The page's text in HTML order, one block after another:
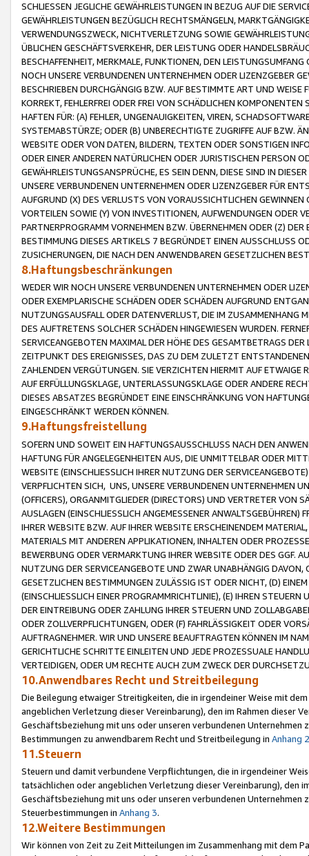
SCHLIESSEN JEGLICHE GEWÄHRLEISTUNGEN IN BEZUG AUF DIE
GEWÄHRLEISTUNGEN BEZÜGLICH RECHTSMÄNGELN,
VERWENDUNGSZWECK, NICHTVERLETZUNG SOWIE
ÜBLICHEN GESCHÄFTSVERKEHR, DER LEISTUNG ODER
BESCHAFFENHEIT, MERKMALE, FUNKTIONEN, DEN
NOCH UNSERE VERBUNDENEN UNTERNEHMEN ODER LIZENZGEBER
BESCHRIEBEN DURCHGÄNGIG BZW. AUF BESTIMMTE ART UND
KORREKT, FEHLERFREI ODER FREI VON SCHÄDLICHEN
HAFTEN FÜR: (A) FEHLER, UNGENAUIGKEITEN, VIREN,
SYSTEMABSTÜRZE; ODER (B) UNBERECHTIGTE ZUGRIFFE AUF BZW.
WEBSITE ODER VON DATEN, BILDERN, TEXTEN ODER SONSTIGEN
ODER EINER ANDEREN NATÜRLICHEN ODER JURISTISCHEN PERSON
GEWÄHRLEISTUNGSANSPRÜCHE, ES SEIN DENN, DIESE SIND IN
UNSERE VERBUNDENEN UNTERNEHMEN ODER LIZENZGEBER FÜR
AUFGRUND (X) DES VERLUSTS VON VORAUSSICHTLICHEN
VORTEILEN SOWIE (Y) VON INVESTITIONEN, AUFWENDUNGEN ODER
PARTNERPROGRAMM VORNEHMEN BZW. ÜBERNEHMEN ODER (Z)
BESTIMMUNG DIESES ARTIKELS 7 BEGRÜNDET EINEN AUSSCHLUSS
ZUSICHERUNGEN, DIE NACH DEN ANWENDBAREN GESETZLICHEN
8.Haftungsbeschränkungen
WEDER WIR NOCH UNSERE VERBUNDENEN UNTERNEHMEN ODER
ODER EXEMPLARISCHE SCHÄDEN ODER SCHÄDEN AUFGRUND
NUTZUNGSAUSFALL ODER DATENVERLUST, DIE IM ZUSAMMENHANG
DES AUFTRETENS SOLCHER SCHÄDEN HINGEWIESEN WURDEN.
SERVICEANGEBOTEN MAXIMAL DER HÖHE DES GESAMTBETRAGS
ZEITPUNKT DES EREIGNISSES, DAS ZU DEM ZULETZT
ZAHLENDEN VERGÜTUNGEN. SIE VERZICHTEN HIERMIT AUF
AUF ERFÜLLUNGSKLAGE, UNTERLASSUNGSKLAGE ODER ANDERE
DIESES ABSATZES BEGRÜNDET EINE EINSCHRÄNKUNG VON
EINGESCHRÄNKT WERDEN KÖNNEN.
9.Haftungsfreistellung
SOFERN UND SOWEIT EIN HAFTUNGSAUSSCHLUSS NACH DEN
HAFTUNG FÜR ANGELEGENHEITEN AUS, DIE UNMITTELBAR ODER
WEBSITE (EINSCHLIESSLICH IHRER NUTZUNG DER
VERPFLICHTEN SICH, UNS, UNSERE VERBUNDENEN UNTERNEHMEN
(OFFICERS), ORGANMITGLIEDER (DIRECTORS) UND VERTRETER VON
AUSLAGEN (EINSCHLIESSLICH ANGEMESSENER
IHRER WEBSITE BZW. AUF IHRER WEBSITE ERSCHEINENDEM
MATERIALS MIT ANDEREN APPLIKATIONEN, INHALTEN ODER
BEWERBUNG ODER VERMARKTUNG IHRER WEBSITE ODER DES GGF.
NUTZUNG DER SERVICEANGEBOTE UND ZWAR UNABHÄNGIG
GESETZLICHEN BESTIMMUNGEN ZULÄSSIG IST ODER NICHT, (D)
(EINSCHLIESSLICH EINER PROGRAMMRICHTLINIE), (E) IHREN
DER EINTREIBUNG ODER ZAHLUNG IHRER STEUERN UND
ODER ZOLLVERPFLICHTUNGEN, ODER (F) FAHRLÄSSIGKEIT ODER
AUFTRAGNEHMER. WIR UND UNSERE BEAUFTRAGTEN KÖNNEN IM
GERICHTLICHE SCHRITTE EINLEITEN UND JEDE PROZESSUALE
VERTEIDIGEN, ODER UM RECHTE AUCH ZUM ZWECK DER
10.Anwendbares Recht und Streitbeilegung
Die Beilegung etwaiger Streitigkeiten, die in irgendeiner Weise mit
angeblichen Verletzung dieser Vereinbarung), den im Rahmen dieser
Geschäftsbeziehung mit uns oder unseren verbundenen
Bestimmungen zu anwendbarem Recht und Streitbeilegung in Anhang 2
11.Steuern
Steuern und damit verbundene Verpflichtungen, die in irgendeiner
tatsächlichen oder angeblichen Verletzung dieser Vereinbarung), den
Geschäftsbeziehung mit uns oder unseren verbundenen
Steuerbestimmungen in Anhang 3.
12.Weitere Bestimmungen
Wir können von Zeit zu Zeit Mitteilungen im Zusammenhang mit dem